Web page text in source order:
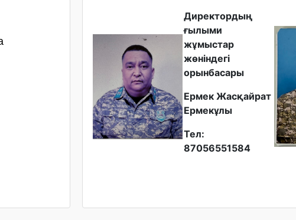
Директордың
ғылыми
жұмыстар
жөніндегі
орынбасары
Ермек Жасқайрат
Ермекұлы
Тел:
87056551584